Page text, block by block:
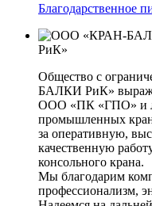
Благодарственное
РиК»
Общество с
БАЛКИ РиК»
ООО «ПК «ГПО» и
промышленных
за оперативную,
качественную
консольного крана.
Мы благодарим
профессионализм,